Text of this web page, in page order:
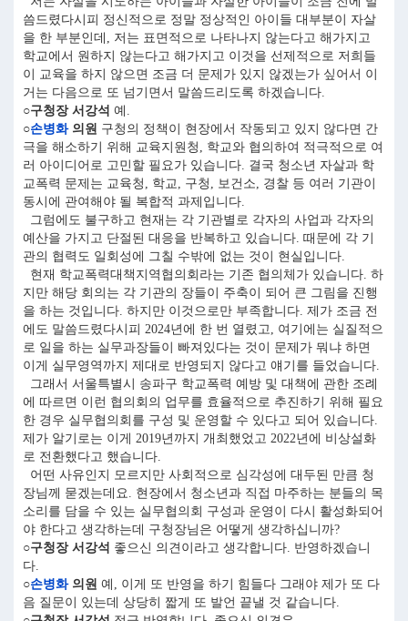
씀드렸다시피 정신적으로 정말 정상적인 아이들 대부분이 자살
을 한 부분인데, 저는 표면적으로 나타나지 않는다고 해가지고
학교에서 원하지 않는다고 해가지고 이것을 선제적으로 저희들
이 교육을 하지 않으면 조금 더 문제가 있지 않겠는가 싶어서 이
거는 다음으로 또 넘기면서 말씀드리도록 하겠습니다.
○구청장 서강석 예.
○손병화의원 구청의 정책이 현장에서 작동되고 있지 않다면 간
극을 해소하기 위해 교육지원청, 학교와 협의하여 적극적으로 여
러 아이디어로 고민할 필요가 있습니다. 결국 청소년 자살과 학
교폭력 문제는 교육청, 학교, 구청, 보건소, 경찰 등 여러 기관이
동시에 관여해야 될 복합적 과제입니다.
그럼에도 불구하고 현재는 각 기관별로 각자의 사업과 각자의
예산을 가지고 단절된 대응을 반복하고 있습니다. 때문에 각 기
관의 협력도 일회성에 그칠 수밖에 없는 것이 현실입니다.
현재 학교폭력대책지역협의회라는 기존 협의체가 있습니다. 하
지만 해당 회의는 각 기관의 장들이 주축이 되어 큰 그림을 진행
을 하는 것입니다. 하지만 이것으로만 부족합니다. 제가 조금 전
에도 말씀드렸다시피 2024년에 한 번 열렸고, 여기에는 실질적으
로 일을 하는 실무과장들이 빠져있다는 것이 문제가 뭐냐 하면
이게 실무영역까지 제대로 반영되지 않다고 얘기를 들었습니다.
그래서 서울특별시 송파구 학교폭력 예방 및 대책에 관한 조례
에 따르면 이런 협의회의 업무를 효율적으로 추진하기 위해 필요
한 경우 실무협의회를 구성 및 운영할 수 있다고 되어 있습니다.
제가 알기로는 이게 2019년까지 개최했었고 2022년에 비상설화
로 전환했다고 했습니다.
어떤 사유인지 모르지만 사회적으로 심각성에 대두된 만큼 청
장님께 묻겠는데요. 현장에서 청소년과 직접 마주하는 분들의 목
소리를 담을 수 있는 실무협의회 구성과 운영이 다시 활성화되어
야 한다고 생각하는데 구청장님은 어떻게 생각하십니까?
○구청장 서강석 좋으신 의견이라고 생각합니다. 반영하겠습니
다.
○손병화의원 예, 이게 또 반영을 하기 힘들다 그래야 제가 또 다
음 질문이 있는데 상당히 짧게 또 발언 끝낼 것 같습니다.